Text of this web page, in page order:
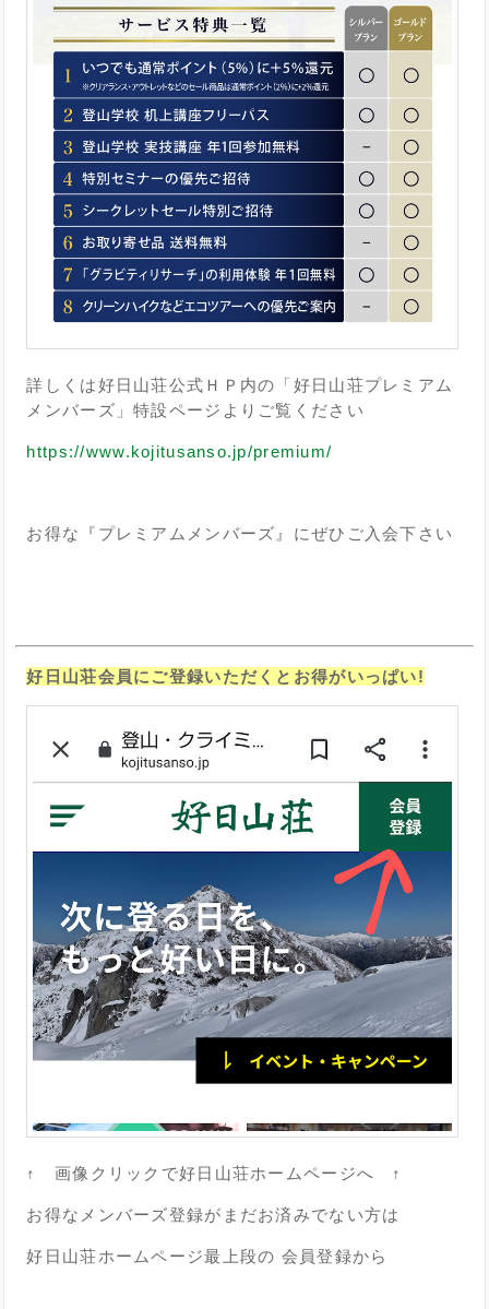
詳しくは好日山荘公式ＨＰ内の「好日山荘プレミアム
メンバーズ」特設ページよりご覧ください
https://www.kojitusanso.jp/premium/
お得な『プレミアムメンバーズ』にぜひご入会下さい
好日山荘会員にご登録いただくとお得がいっぱい!
↑ 画像クリックで好日山荘ホームページへ ↑
お得なメンバーズ登録がまだお済みでない方は
好日山荘ホームページ最上段の 会員登録から